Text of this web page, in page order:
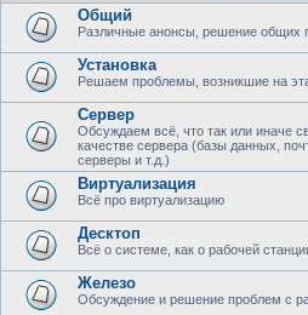
Общий
Различные анонсы, решение общих
Установка
Решаем проблемы, возникшие на
Сервер
Обсуждаем всё, что так или иначе
качестве сервера (базы данных,
серверы и т.д.)
Виртуализация
Всё про виртуализацию
Десктоп
Всё о системе, как о рабочей
Железо
Обсуждение и решение проблем с